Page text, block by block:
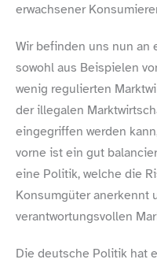
erwachsener
Wir befinden uns nun an
sowohl aus Beispielen
wenig regulierten
der illegalen
eingegriffen werden
vorne ist ein gut
eine Politik, welche die
Konsumgüter anerkennt
verantwortungsvollen
Die deutsche Politik hat